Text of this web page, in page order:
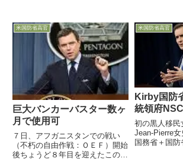
米国防省高官
巨大バンカーバスター数ヶ
月で使用可
７日、アフガニスタンでの戦い
（不朽の自由作戦：ＯＥＦ）開始
後ちょうど８年目を迎えたこの
米国防省高官
Kirby国防
統領府
初の黒人移民
Jean-Pierre
国務省＋国防